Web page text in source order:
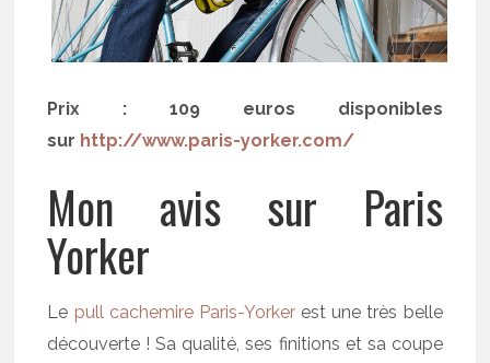
Prix : 109 euros disponibles
sur http://www.paris-yorker.com/
Mon avis sur Paris
Yorker
Le pull cachemire Paris-Yorkerest une très belle
découverte ! Sa qualité, ses finitions et sa coupe